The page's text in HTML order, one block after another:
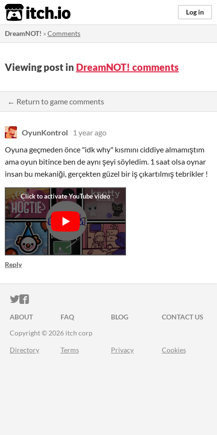
itch.io Log in
DreamNOT! »Comments
Viewing post in DreamNOT! comments
← Return to game comments
OyunKontrol
1 year ago
Oyuna geçmeden önce "idk why" kısmını ciddiye almamıştım
ama oyun bitince ben de aynı şeyi söyledim. 1 saat olsa oynar
insan bu mekaniği, gerçekten güzel bir iş çıkartılmış tebrikler !
Reply
ITCH.IO ON TWITTER
ITCH.IO ON FACEBOOK
ABOUT FAQ BLOG
CONTACT US
Copyright © 2026 itch corp
Directory Terms Privacy Cookies